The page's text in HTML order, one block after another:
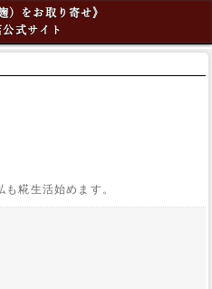
）をお取り寄せ》
式サイト
糀生活始めます。